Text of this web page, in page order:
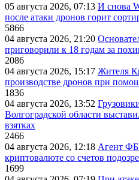
05 августа 2026, 07:13 И снова
после атаки дронов горит
5866
04 августа 2026, 21:20
приговорили к 18 годам за
2086
04 августа 2026, 15:17 Жителя
производстве дронов при
1836
04 августа 2026, 13:52
Волгоградской области
взятках
2466
04 августа 2026, 12:18 Агент
криптовалюте со счетов
1699